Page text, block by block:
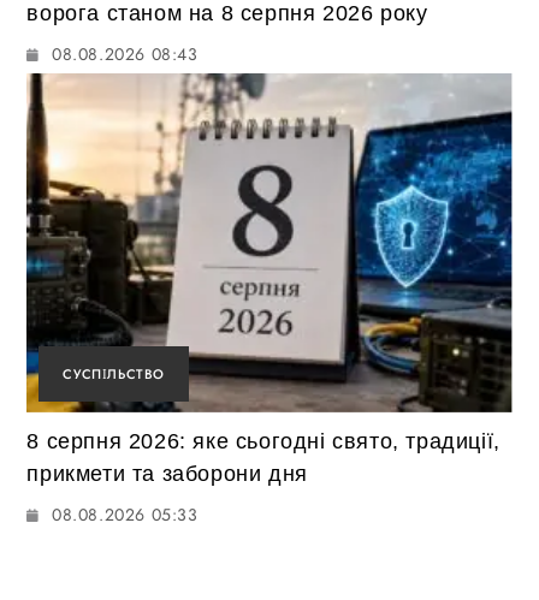
ворога станом на 8 серпня 2026 року
08.08.2026 08:43
СУСПІЛЬСТВО
8 серпня 2026: яке сьогодні свято, традиції,
прикмети та заборони дня
08.08.2026 05:33